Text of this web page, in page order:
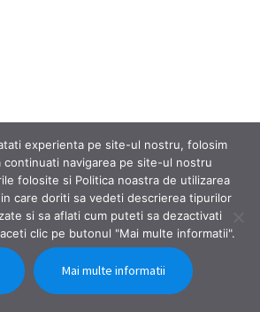
experienta pe site-ul nostru, folosim
continuati navigarea pe site-ul nostru
folosite si Politica noastra de utilizarea
care doriti sa vedeti descrierea tipurilor
si sa aflati cum puteti sa dezactivati
clic pe butonul "Mai multe informatii".
Mai multe informatii